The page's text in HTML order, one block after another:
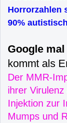
Horrorzahlen
90%
Google mal
kommt als
Der MMR-
ihrer
Injektion zur
Mumps und